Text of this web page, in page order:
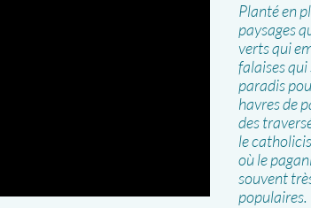
Planté en
paysages
verts qui
falaises
paradis
havres de
des
le
où le
souvent
populaires.